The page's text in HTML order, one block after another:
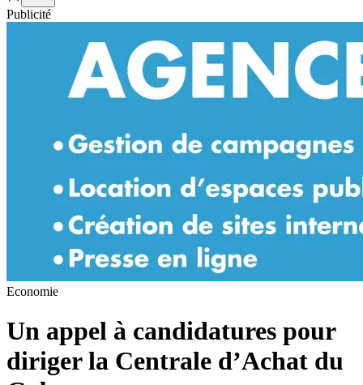
Publicité
Economie
Un appel à candidatures pour
diriger la Centrale d’Achat du